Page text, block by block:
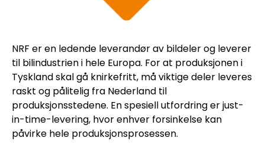
NRF er en ledende leverandør av bildeler og leverer
til bilindustrien i hele Europa. For at produksjonen i
Tyskland skal gå knirkefritt, må viktige deler leveres
raskt og pålitelig fra Nederland til
produksjonsstedene. En spesiell utfordring er just-
in-time-levering, hvor enhver forsinkelse kan
påvirke hele produksjonsprosessen.